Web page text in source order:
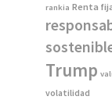
rankia Renta
Trump
volatilidad